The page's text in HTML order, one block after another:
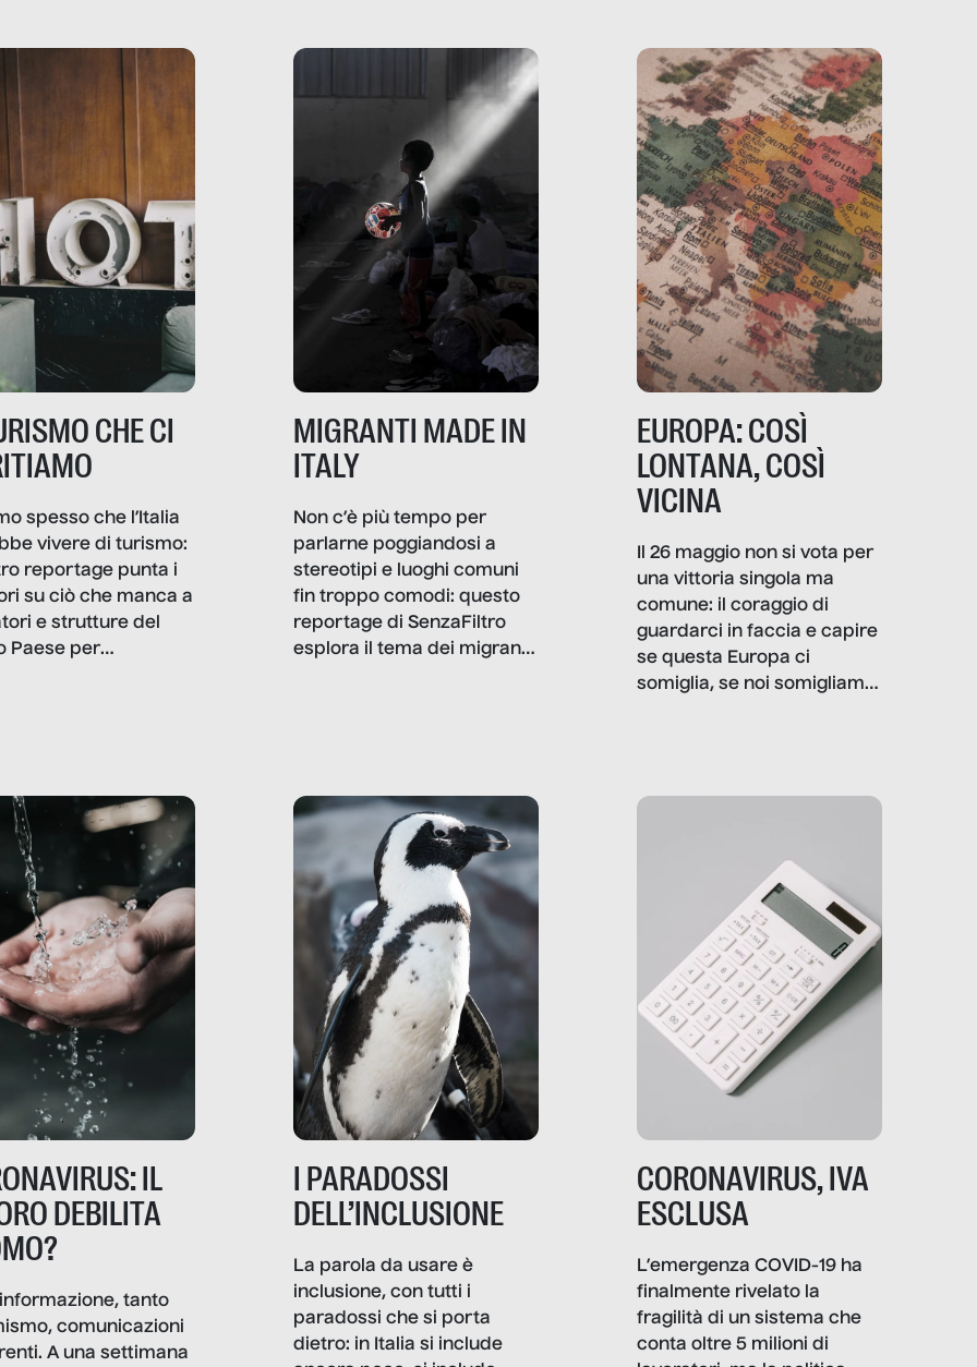
la sanità, la ristorazione,
la scuola, le fabbriche,
amministrazione, l’edilizia,
CHE CI
spesso che l’Italia
vivere di turismo:
reportage punta i
su ciò che manca a
e strutture del
Paese per
MIGRANTI MADE IN
ITALY
Non c’è più tempo per
parlarne poggiandosi a
stereotipi e luoghi comuni
fin troppo comodi: questo
reportage di SenzaFiltro
esplora il tema dei migranti
ripensano.
EUROPA: COSÌ
LONTANA, COSÌ
VICINA
Il 26 maggio non si vota per
una vittoria singola ma
comune: il coraggio di
guardarci in faccia e capire
se questa Europa ci
somiglia, se noi somigliamo
comunica, quanto vale […]
IL
DEBILITA
tanto
comunicazioni
A una settimana
I PARADOSSI
DELL’INCLUSIONE
La parola da usare è
inclusione, con tutti i
paradossi che si porta
dietro: in Italia si include
CORONAVIRUS, IVA
ESCLUSA
L’emergenza COVID-19 ha
finalmente rivelato la
fragilità di un sistema che
conta oltre 5 milioni di